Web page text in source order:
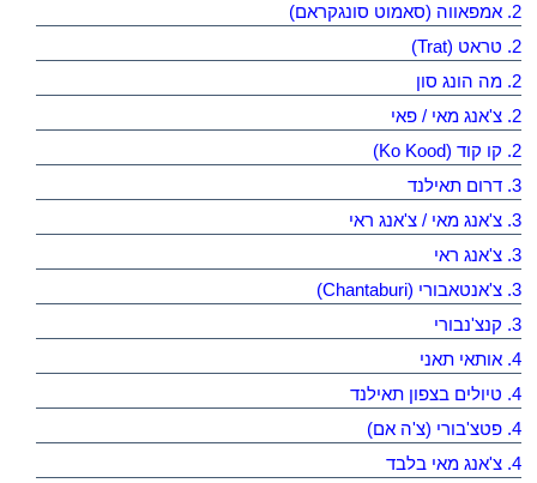
2. אמפאווה (סאמוט סונגקראם)
2. טראט (Trat)
2. מה הונג סון
2. צ'אנג מאי / פאי
2. קו קוד (Ko Kood)
3. דרום תאילנד
3. צ'אנג מאי / צ'אנג ראי
3. צ'אנג ראי
3. צ'אנטאבורי (Chantaburi)
3. קנצ'נבורי
4. אותאי תאני
4. טיולים בצפון תאילנד
4. פטצ'בורי (צ'ה אם)
4. צ'אנג מאי בלבד